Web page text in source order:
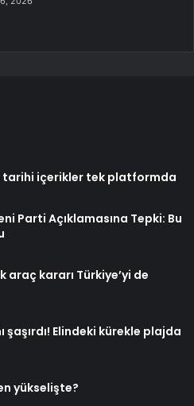
tarihi içerikler tek platformda
Parti Açıklamasına Tepki: Bu
araç kararı Türkiye’yi de
şaşırdı! Elindeki kürekle plajda
yükselişte?